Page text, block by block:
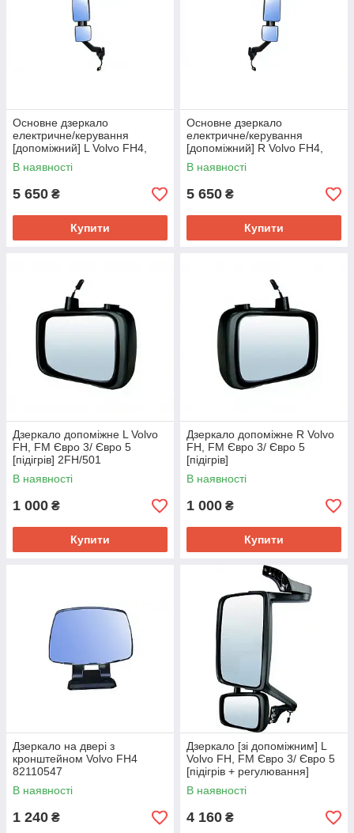
Основне дзеркало
електричне/керування
[допоміжний] L Volvo FH4,
FM4 21765178
В наявності
5 650 ₴
Купити
Основне дзеркало
електричне/керування
[допоміжний] R Volvo FH4,
FM4 82943739
В наявності
5 650 ₴
Купити
Дзеркало допоміжне L Volvo
FH, FM Євро 3/ Євро 5
[підігрів] 2FH/501
В наявності
1 000 ₴
Купити
Дзеркало допоміжне R Volvo
FH, FM Євро 3/ Євро 5
[підігрів]
В наявності
1 000 ₴
Купити
Дзеркало на двері з
кронштейном Volvo FH4
82110547
В наявності
1 240 ₴
Дзеркало [зі допоміжним] L
Volvo FH, FM Євро 3/ Євро 5
[підігрів + регулювання]
20467204
В наявності
4 160 ₴